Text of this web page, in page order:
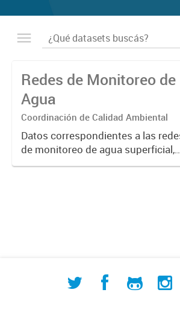
Redes de Monitoreo de
Agua
Coordinación de Calidad Ambiental
Datos correspondientes a las
de monitoreo de agua superficial,
subterránea y humedales